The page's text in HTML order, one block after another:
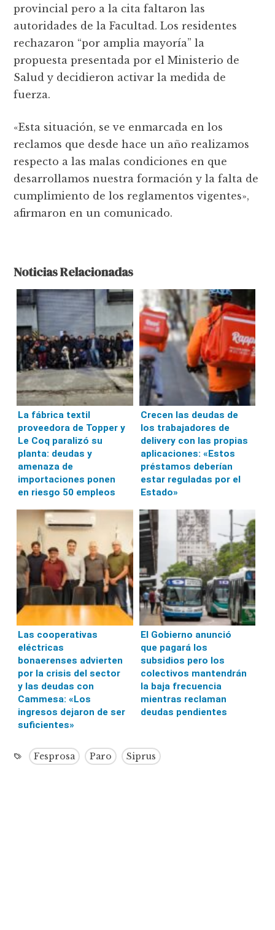
provincial pero a la cita faltaron las
autoridades de la Facultad. Los residentes
rechazaron “por amplia mayoría” la
propuesta presentada por el Ministerio de
Salud y decidieron activar la medida de
fuerza.
«Esta situación, se ve enmarcada en los
reclamos que desde hace un año realizamos
respecto a las malas condiciones en que
desarrollamos nuestra formación y la falta de
cumplimiento de los reglamentos vigentes»,
afirmaron en un comunicado.
Noticias Relacionadas
La fábrica textil
proveedora de Topper y
Le Coq paralizó su
planta: deudas y
amenaza de
importaciones ponen
en riesgo 50 empleos
Crecen las deudas de
los trabajadores de
delivery con las propias
aplicaciones: «Estos
préstamos deberían
estar reguladas por el
Estado»
Las cooperativas
eléctricas
bonaerenses advierten
por la crisis del sector
y las deudas con
Cammesa: «Los
ingresos dejaron de ser
suficientes»
El Gobierno anunció
que pagará los
subsidios pero los
colectivos mantendrán
la baja frecuencia
mientras reclaman
deudas pendientes
Fesprosa Paro Siprus